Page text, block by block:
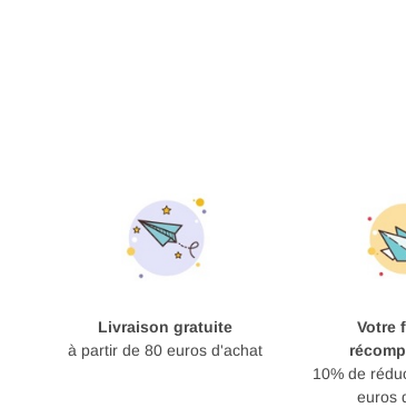
Livraison gratuite
à partir de 80 euros d'achat
Votre
10% de
euros